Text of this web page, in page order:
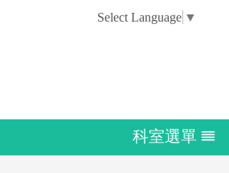
Select Language ▼
科室選單